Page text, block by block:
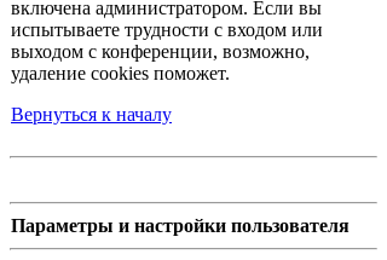
включена администратором. Если вы
испытываете трудности с входом или
выходом с конференции, возможно,
удаление cookies поможет.
Вернуться к началу
Параметры и настройки пользователя